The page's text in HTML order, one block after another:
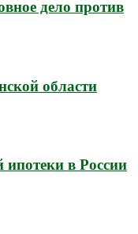
дело против
области
в России